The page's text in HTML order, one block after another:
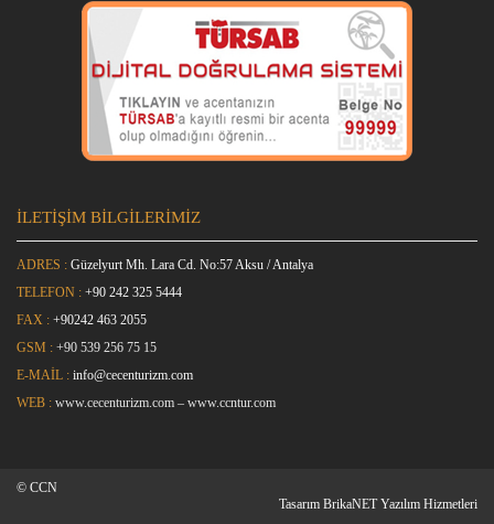
İLETİŞİM BİLGİLERİMİZ
ADRES : Güzelyurt Mh. Lara Cd. No:57 Aksu / Antalya
TELEFON : +90 242 325 5444
FAX : +90242 463 2055
GSM : +90 539 256 75 15
E-MAİL : info@cecenturizm.com
WEB : www.cecenturizm.com – www.ccntur.com
© CCN
Tasarım BrikaNET Yazılım Hizmetleri